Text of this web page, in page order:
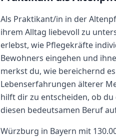
Als Praktikant/in in der
ihrem Alltag liebevoll zu
erlebst, wie Pflegekräfte
Bewohners eingehen und
merkst du, wie bereichernd
Lebenserfahrungen älterer
hilft dir zu entscheiden, ob
diesen bedeutsamen Beruf
Würzburg in Bayern mit